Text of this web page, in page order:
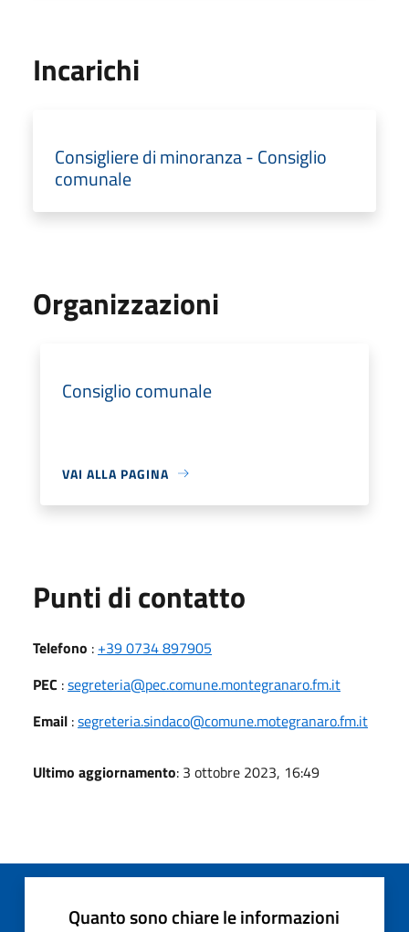
Incarichi
Consigliere di minoranza - Consiglio
comunale
Organizzazioni
Consiglio comunale
VAI ALLA PAGINA
Punti di contatto
Telefono : +39 0734 897905
PEC :segreteria@pec.comune.montegranaro.fm.it
Email :segreteria.sindaco@comune.motegranaro.fm.it
Ultimo aggiornamento: 3 ottobre 2023, 16:49
Quanto sono chiare le informazioni